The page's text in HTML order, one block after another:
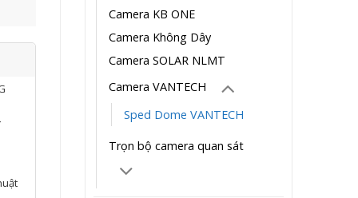
Camera KB ONE
Camera Không Dây
Camera SOLAR NLMT
Camera VANTECH
Sped Dome VANTECH
Trọn bộ camera quan sát